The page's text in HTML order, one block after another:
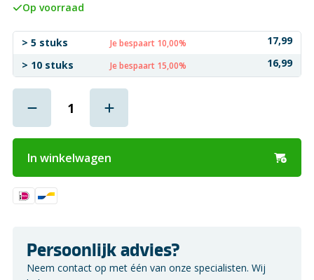
Op voorraad
> 5 stuks Je bespaart 10,00%
17,99
> 10 stuks
Je bespaart 15,00% 16,99
In winkelwagen
Persoonlijk advies?
Neem contact op met één van onze specialisten. Wij